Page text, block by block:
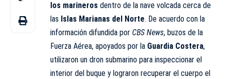
los marineros dentro de la nave volcada cerca de
las Islas Marianas del Norte. De acuerdo con la
información difundida por CBS News, buzos de la
Fuerza Aérea, apoyados por la Guardia Costera,
utilizaron un dron submarino para inspeccionar el
interior del buque y lograron recuperar el cuerpo el